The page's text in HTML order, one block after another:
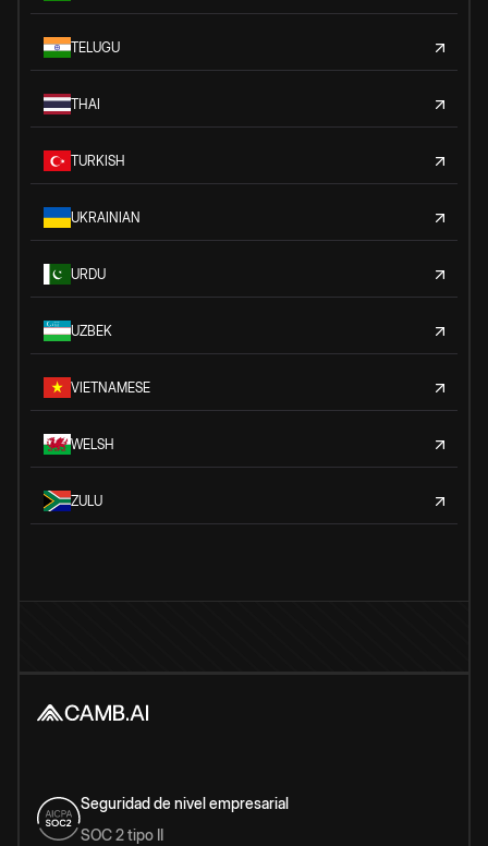
TELUGU
THAI
TURKISH
UKRAINIAN
URDU
UZBEK
VIETNAMESE
WELSH
ZULU
Seguridad de nivel empresarial
SOC 2 tipo II